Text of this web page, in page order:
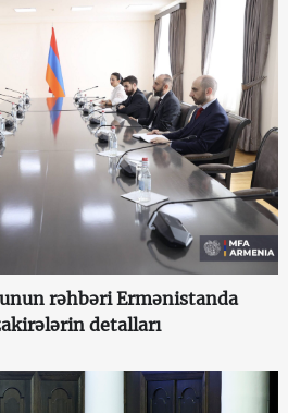
rəhbəri Ermənistanda
detalları